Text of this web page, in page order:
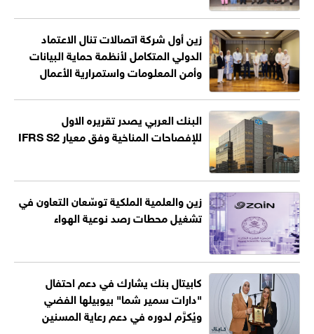
زين أول شركة اتصالات تنال الاعتماد
الدولي المتكامل لأنظمة حماية البيانات
وأمن المعلومات واستمرارية الأعمال
البنك العربي يصدر تقريره الاول
للإفصاحات المناخية وفق معيار IFRS S2
زين والعلمية الملكية توسّعان التعاون في
تشغيل محطات رصد نوعية الهواء
كابيتال بنك يشارك في دعم احتفال
"دارات سمير شما" بيوبيلها الفضي
ويُكرَّم لدوره في دعم رعاية المسنين